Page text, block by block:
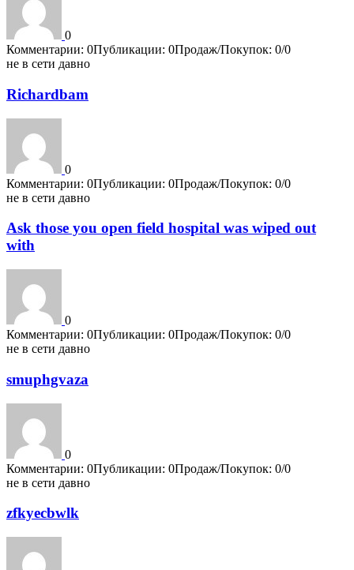
0
Комментарии: 0Публикации: 0Продаж/Покупок: 0/0
не в сети давно
Richardbam
0
Комментарии: 0Публикации: 0Продаж/Покупок: 0/0
не в сети давно
Ask those you open field hospital was wiped out
with
0
Комментарии: 0Публикации: 0Продаж/Покупок: 0/0
не в сети давно
smuphgvaza
0
Комментарии: 0Публикации: 0Продаж/Покупок: 0/0
не в сети давно
zfkyecbwlk